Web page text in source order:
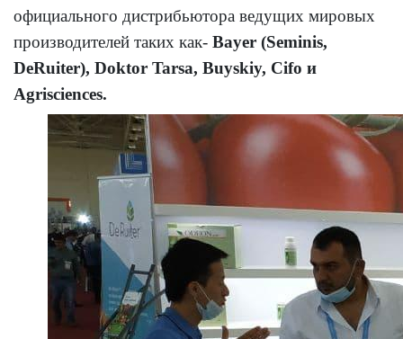
официального дистрибьютора ведущих мировых
производителей таких как- Bayer (Seminis,
DeRuiter), Doktor Tarsa, Buyskiy, Cifo и
Agrisciences.